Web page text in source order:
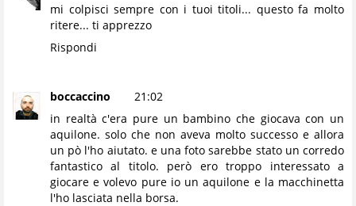
mi colpisci sempre con i tuoi titoli... questo fa molto
ritere... ti apprezzo
Rispondi
boccaccino
21:02
in realtà c'era pure un bambino che giocava con un
aquilone. solo che non aveva molto successo e allora
un pò l'ho aiutato. e una foto sarebbe stato un corredo
fantastico al titolo. però ero troppo interessato a
giocare e volevo pure io un aquilone e la macchinetta
l'ho lasciata nella borsa.